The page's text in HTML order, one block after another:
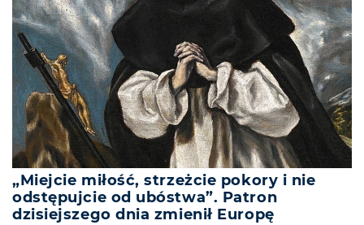
„Miejcie miłość, strzeżcie pokory i nie
odstępujcie od ubóstwa”. Patron
dzisiejszego dnia zmienił Europę